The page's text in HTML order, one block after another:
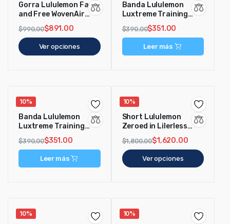
Gorra Lululemon Fast
and Free WovenAir
$990.00$891.00
Ver opciones
Banda Lululemon
Luxtreme Training
Headband Blanca
$390.00$351.00
Leer más
10%
Banda Lululemon
Luxtreme Training
Headband Negra
$390.00$351.00
Leer más
10%
Short Lululemon
Zeroed in Lilerless
hombre negro
$1,800.00$1,620.00
Ver opciones
10% 10%